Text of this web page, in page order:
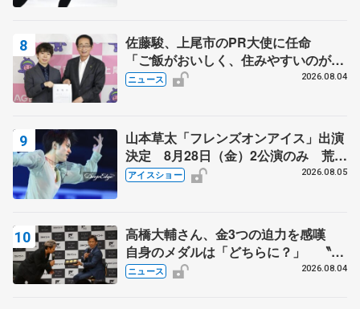
佐藤駿、上尾市のPR大使に任命
「ご飯がおいしく、住みやすいのが魅
力」
ニュース 2026.08.04
山本草太「フレンズオンアイス」出演
決定 8月28日（金）2公演のみ 荒川
静香さんプロデュース、20周年のアイ
アイスショー 2026.08.05
高橋大輔さん、金3つの迫力を感嘆
自身のメダルは「どちらに？」 〝リ
ス兄弟〟オリンピック3連覇の野村忠
ニュース 2026.08.04